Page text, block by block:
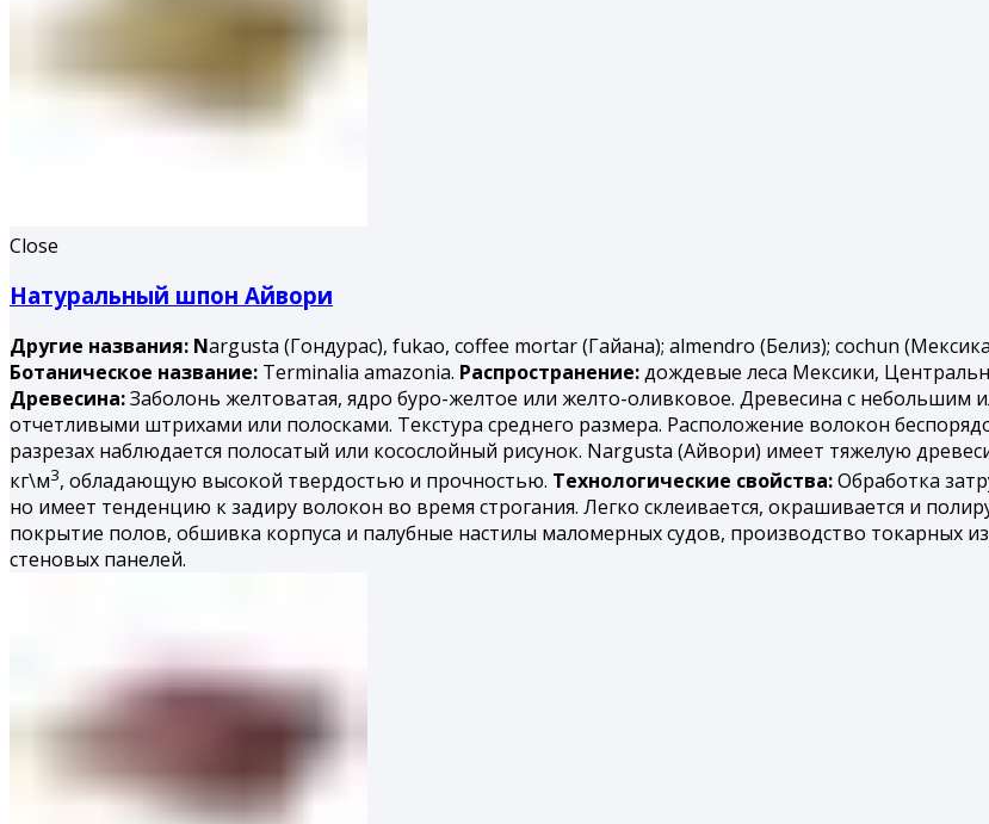
Close
Натуральный шпон Айвори
Другие названия: Nargusta (Гондурас), fukao, coffee mortar (Гайана); almendro (Белиз); cochun
Ботаническое название: Terminalia amazonia. Распространение:дождевые леса Мексики,
Древесина:Заболонь желтоватая, ядро буро-желтое или желто-оливковое. Древесина с небольшим
отчетливыми штрихами или полосками. Текстура среднего размера. Расположение волокон
разрезах наблюдается полосатый или косослойный рисунок. Nargusta (Айвори) имеет тяжелую
кг\м3, обладающую высокой твердостью и прочностью. Технологические свойства:Обработка
но имеет тенденцию к задиру волокон во время строгания. Легко склеивается, окрашивается и
покрытие полов, обшивка корпуса и палубные настилы маломерных судов, производство токарных
стеновых панелей.